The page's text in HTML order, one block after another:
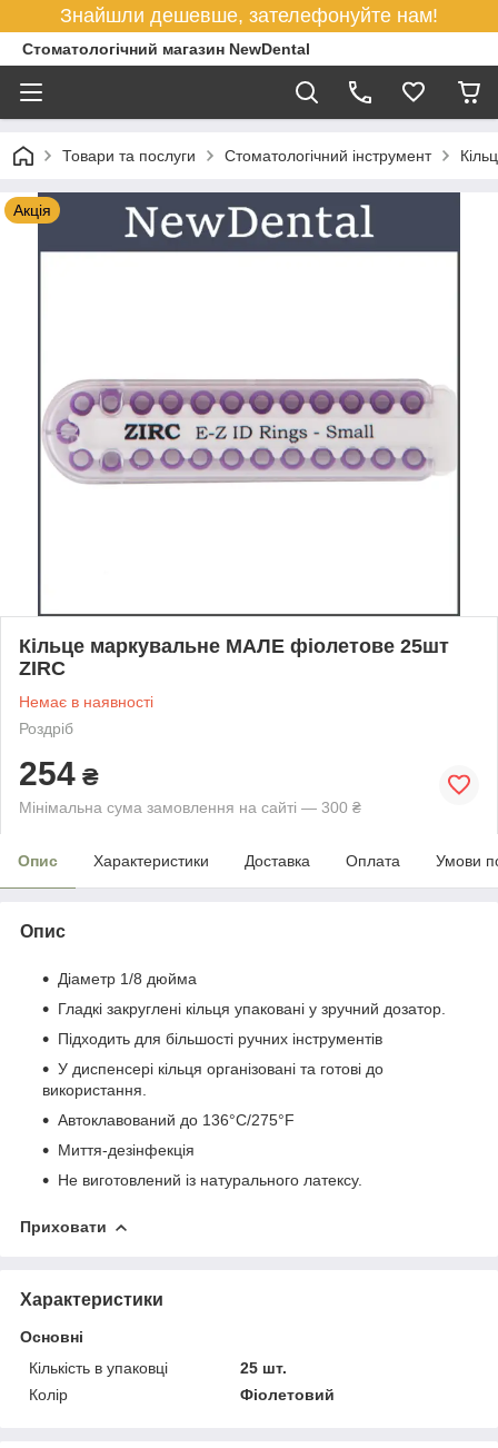
Знайшли дешевше, зателефонуйте нам!
Стоматологічний магазин NewDental
Товари та послуги Стоматологічний інструмент
Акція
Кільце маркувальне МАЛЕ фіолетове 25шт
ZIRC
Немає в наявності
Роздріб
254 ₴
Мінімальна сума замовлення на сайті — 300 ₴
Опис Характеристики Доставка Оплата Умови
Опис
Діаметр 1/8 дюйма
Гладкі закруглені кільця упаковані у зручний дозатор.
Підходить для більшості ручних інструментів
У диспенсері кільця організовані та готові до
використання.
Автоклавований до 136°C/275°F
Миття-дезінфекція
Не виготовлений із натурального латексу.
Приховати
Характеристики
Основні
Кількість в упаковці
25 шт.
Колір
Фіолетовий